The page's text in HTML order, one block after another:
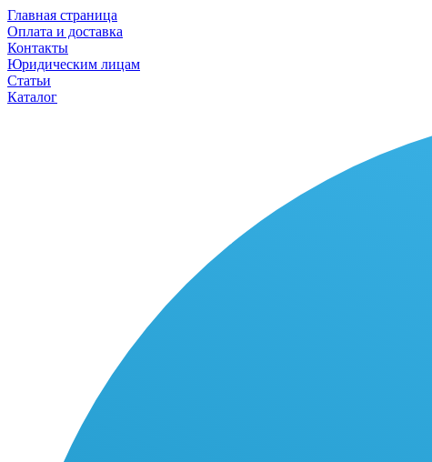
Главная страница
Оплата и доставка
Контакты
Юридическим лицам
Статьи
Каталог